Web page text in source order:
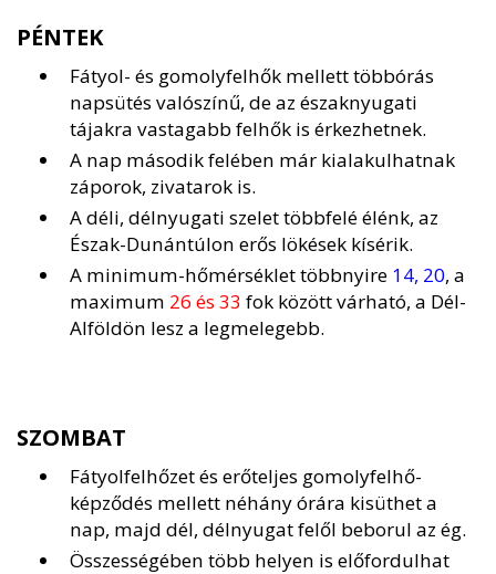
PÉNTEK
Fátyol- és gomolyfelhők mellett többórás
napsütés valószínű, de az északnyugati
tájakra vastagabb felhők is érkezhetnek.
A nap második felében már kialakulhatnak
záporok, zivatarok is.
A déli, délnyugati szelet többfelé élénk, az
Észak-Dunántúlon erős lökések kísérik.
A minimum-hőmérséklet többnyire 14, 20, a
maximum 26 és 33 fok között várható, a Dél-
Alföldön lesz a legmelegebb.
SZOMBAT
Fátyolfelhőzet és erőteljes gomolyfelhő-
képződés mellett néhány órára kisüthet a
nap, majd dél, délnyugat felől beborul az ég.
Összességében több helyen is előfordulhat